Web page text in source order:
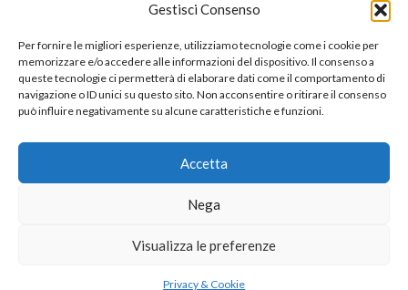
Gestisci Consenso
Per fornire le migliori esperienze, utilizziamo tecnologie come i cookie per
memorizzare e/o accedere alle informazioni del dispositivo. Il consenso a
queste tecnologie ci permetterà di elaborare dati come il comportamento di
navigazione o ID unici su questo sito. Non acconsentire o ritirare il consenso
può influire negativamente su alcune caratteristiche e funzioni.
Accetta
Nega
Visualizza le preferenze
Privacy & Cookie
Informazioni
CONTATTI
PRNGLI88A44H501P